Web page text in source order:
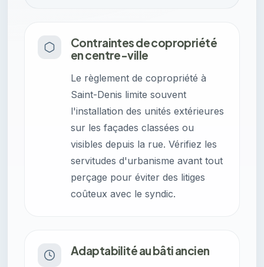
Contraintes de copropriété
en centre-ville
Le règlement de copropriété à
Saint-Denis limite souvent
l'installation des unités extérieures
sur les façades classées ou
visibles depuis la rue. Vérifiez les
servitudes d'urbanisme avant tout
perçage pour éviter des litiges
coûteux avec le syndic.
Adaptabilité au bâti ancien